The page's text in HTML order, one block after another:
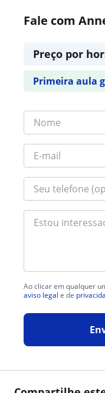
Fale com
Preço por
Primeira aula
Ao clicar em qualquer
aviso legal e de